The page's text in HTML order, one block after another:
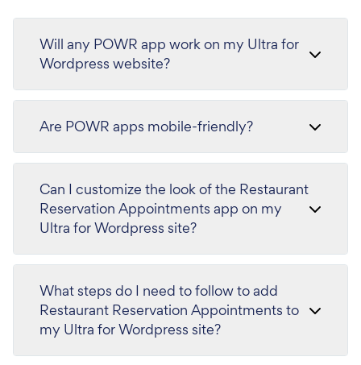
Will any POWR app work on my Ultra for
Wordpress website?
Are POWR apps mobile-friendly?
Can I customize the look of the Restaurant
Reservation Appointments app on my
Ultra for Wordpress site?
What steps do I need to follow to add
Restaurant Reservation Appointments to
my Ultra for Wordpress site?